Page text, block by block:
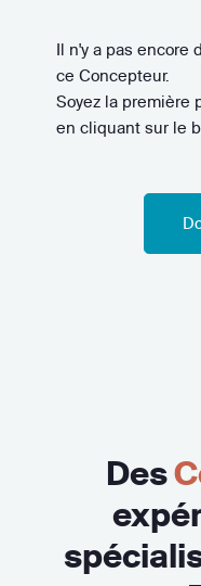
Il n'y a pas encore
ce Concepteur.
Soyez la première
en cliquant sur le
Des